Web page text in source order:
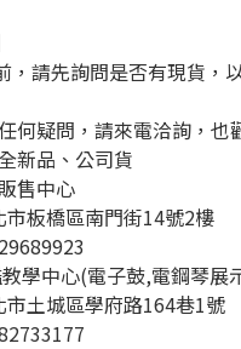
請先詢問是否有現貨，
何疑問，請來電洽詢，也
新品、公司貨
售中心
北市板橋區南門街14號2樓
29689923
學中心(電子鼓,電鋼琴展
北市土城區學府路164巷1號
82733177